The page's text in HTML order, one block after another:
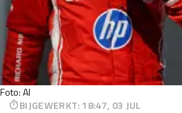
Foto: AI
BIJGEWERKT:18:47, 03 JUL